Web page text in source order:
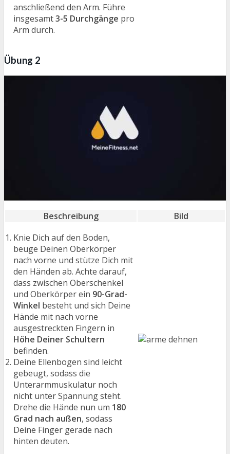
anschließend den Arm. Führe
insgesamt3-5 Durchgänge pro
Arm durch.
Übung 2
Beschreibung
Bild
Knie Dich auf den Boden,
beuge Deinen Oberkörper
nach vorne und stütze Dich mit
den Händen ab. Achte darauf,
dass zwischen Oberschenkel
und Oberkörper ein 90-Grad-
Winkel besteht und sich Deine
Hände mit nach vorne
ausgestreckten Fingern in
Höhe Deiner Schultern
befinden.
Deine Ellenbogen sind leicht
gebeugt, sodass die
Unterarmmuskulatur noch
nicht unter Spannung steht.
Drehe die Hände nun um 180
Grad nach außen, sodass
Deine Finger gerade nach
hinten deuten.